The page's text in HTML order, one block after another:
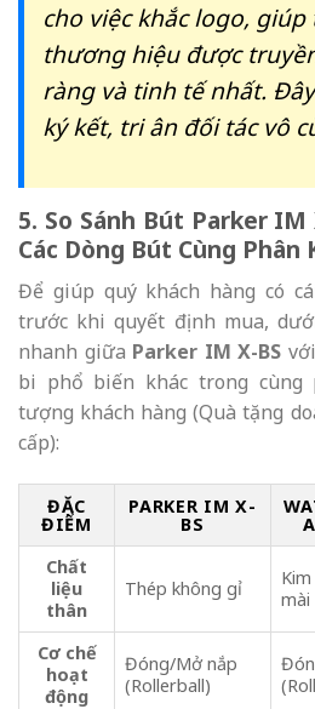
cho việc khắc logo,
thương hiệu được
ràng và tinh tế nhất.
ký kết, tri ân đối tác vô
5. So Sánh Bút Parker
Các Dòng Bút Cùng Phân
Để giúp quý khách hàng có
trước khi quyết định mua,
nhanh giữa Parker IM X-BS
bi phổ biến khác trong cùng
tượng khách hàng (Quà tặng
cấp):
ĐẶC
ĐIỂM
PARKER IM X-
BS
Chất
liệu
thân
Thép không gỉ
mài
Cơ chế
hoạt
động
Đóng/Mở nắp
(Rollerball)